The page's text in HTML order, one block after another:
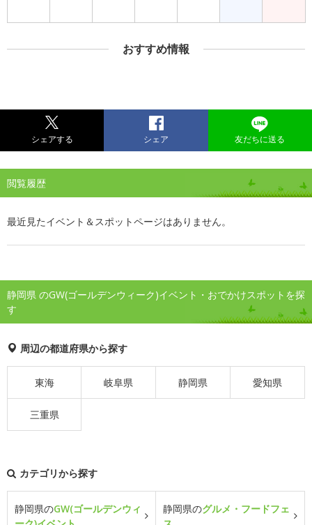
おすすめ情報
シェアする シェア 友だちに送る
閲覧履歴
最近見たイベント＆スポットページはありません。
静岡県 のGW(ゴールデンウィーク)イベント・おでかけスポットを探
す
周辺の都道府県から探す
東海 岐阜県 静岡県 愛知県
三重県
カテゴリから探す
静岡県のGW(ゴールデンウィ
静岡県のグルメ・フードフェ